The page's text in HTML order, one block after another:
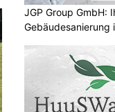
JGP Group GmbH:
Gebäudesanierung